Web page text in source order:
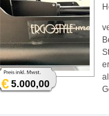
€5.000,00